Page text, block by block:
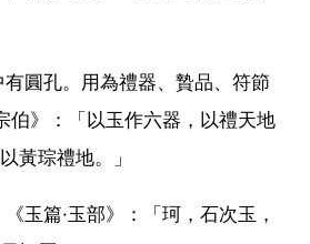
圓孔。用為禮器、贄品、符節
伯》：「以玉作六器，以禮天地
黃琮禮地。」
玉篇·玉部》：「珂，石次玉，